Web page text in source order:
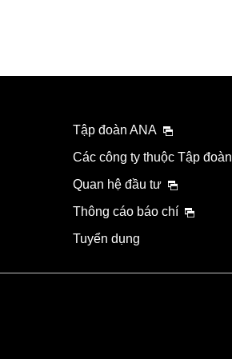
Tập đoàn ANA
Các công ty thuộc Tập đoàn
Quan hệ đầu tư
Thông cáo báo chí
Tuyển dụng